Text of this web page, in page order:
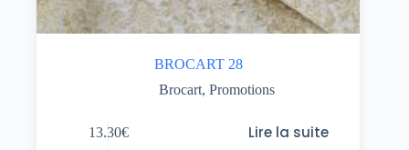
BROCART 28
Brocart, Promotions
13.30€ Lire la suite